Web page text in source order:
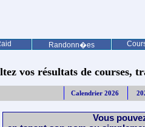
Randonn�es
vos résultats de courses,
Calendrier 2026
Vous